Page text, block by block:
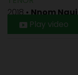
2018•Nnom Ngui
Play video